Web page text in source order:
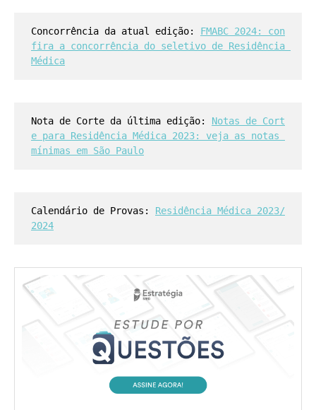
Concorrência da atual edição: FMABC 2024: con
fira a concorrência do seletivo de Residência
Médica
Nota de Corte da última edição: Notas de Cort
e para Residência Médica 2023: veja as notas
mínimas em São Paulo
Calendário de Provas: Residência Médica 2023/
2024